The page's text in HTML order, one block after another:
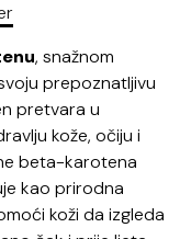
, snažnom
prepoznatljivu
pretvara u
kože, očiju i
beta-karotena
kao prirodna
koži da izgleda